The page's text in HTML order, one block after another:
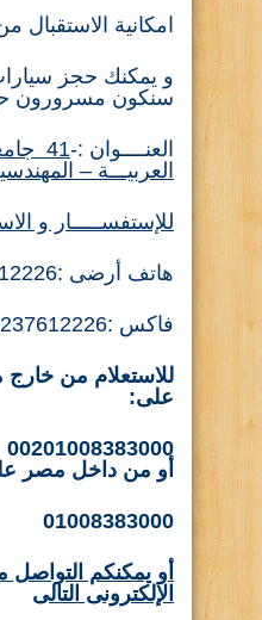
امكانية الاستقبال
و يمكنك حجز
سنكون مسرورون
العنــــوان :-41
العربيـــة –
للإستفســـــار و
هاتف أرضى :0020237612226
فاكس :0020237612226
للاستعلام من
على:
00201008383000
أو من داخل مصر
01008383000
أو يمكنكم التواصل
الإلكترونى التالى